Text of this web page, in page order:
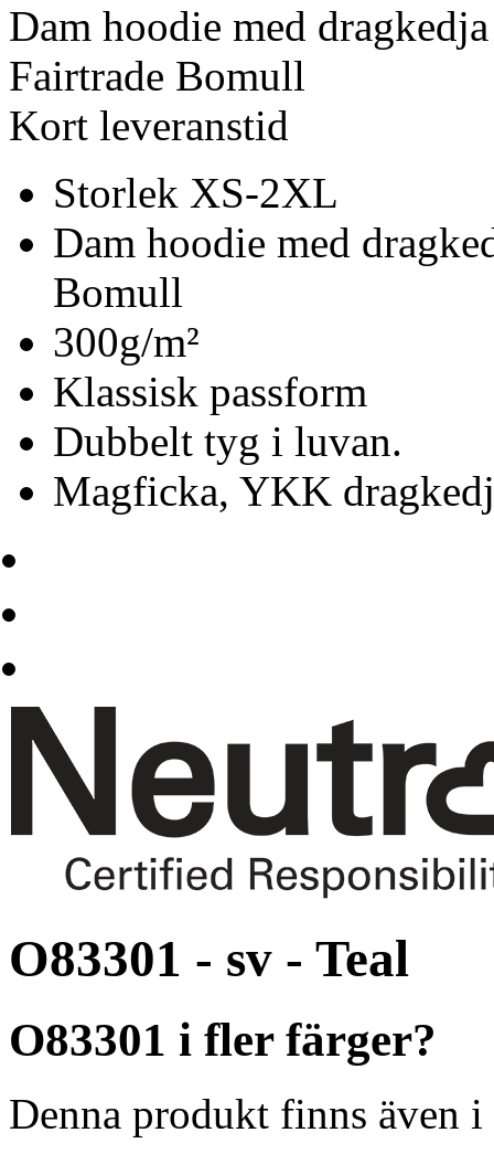
Dam hoodie med
Fairtrade Bomull
Kort leveranstid
Storlek XS-2XL
Dam hoodie med
Bomull
300g/m²
Klassisk passform
Dubbelt tyg i luvan.
Magficka, YKK
O83301 - sv - Teal
O83301 i fler färger?
Denna produkt finns även